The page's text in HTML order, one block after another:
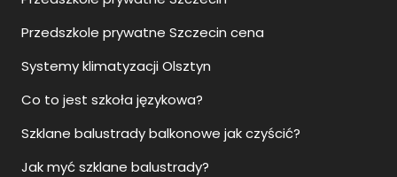
Przedszkole prywatne Szczecin cena
Systemy klimatyzacji Olsztyn
Co to jest szkoła językowa?
Szklane balustrady balkonowe jak czyścić?
Jak myć szklane balustrady?